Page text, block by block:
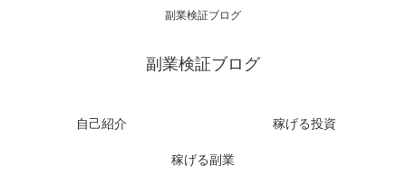
副業検証ブログ
副業検証ブログ
自己紹介 稼げる投資
稼げる副業